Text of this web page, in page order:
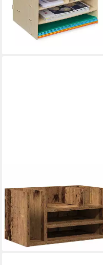
14,99 € UVP29,99 €
lieferbar - in 2-3 Werktagen bei dir
Mehrzweckregal 44,5 x 24 x
25 cm Regal Mehrzweckregal
Holz 3 Fächer für Büro und
Home
ab 32,99 €
lieferbar - in 4-5 Werktagen bei dir